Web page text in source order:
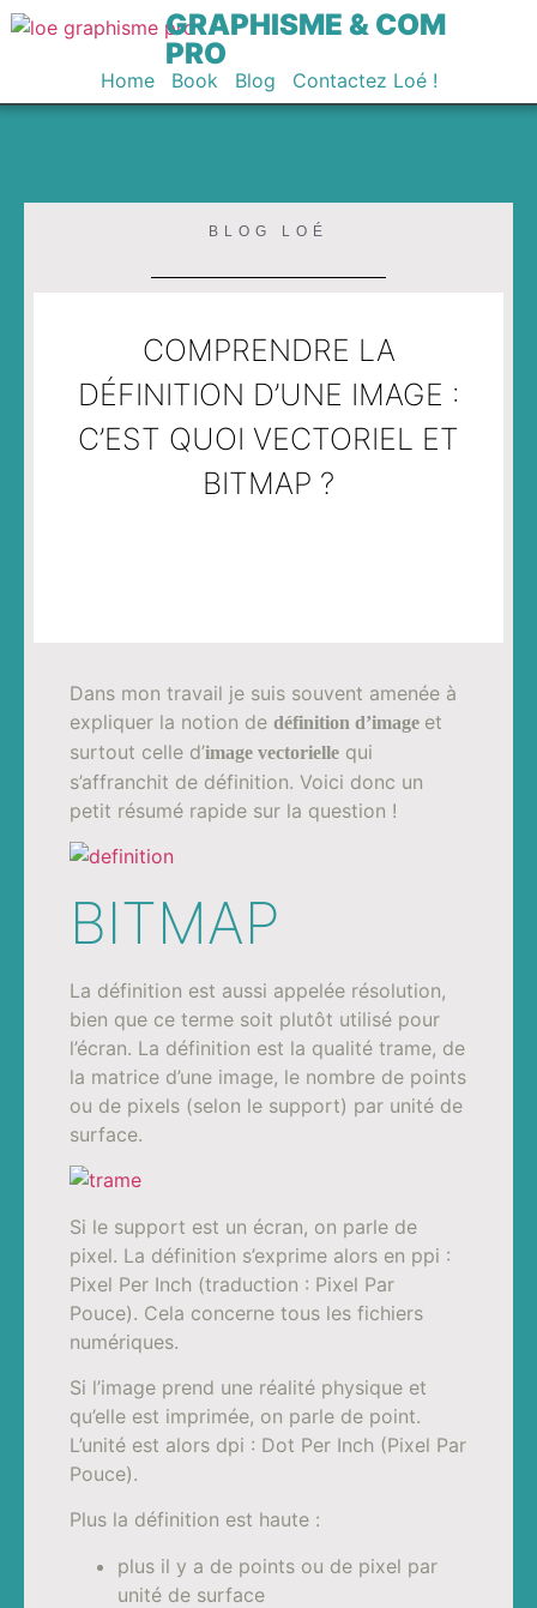
GRAPHISME & COM
PRO
Home Book Blog Contactez Loé !
BLOG LOÉ
COMPRENDRE LA
DÉFINITION D’UNE IMAGE :
C’EST QUOI VECTORIEL ET
BITMAP ?
Dans mon travail je suis souvent amenée à
expliquer la notion dedéfinition d’image et
surtout celle d’image vectorielle qui
s’affranchit de définition. Voici donc un
petit résumé rapide sur la question !
BITMAP
La définition est aussi appelée résolution,
bien que ce terme soit plutôt utilisé pour
l’écran. La définition est la qualité trame, de
la matrice d’une image, le nombre de points
ou de pixels (selon le support) par unité de
surface.
Si le support est un écran, on parle de
pixel. La définition s’exprime alors en ppi :
Pixel Per Inch (traduction : Pixel Par
Pouce). Cela concerne tous les fichiers
numériques.
Si l’image prend une réalité physique et
qu’elle est imprimée, on parle de point.
L’unité est alors dpi : Dot Per Inch (Pixel Par
Pouce).
Plus la définition est haute :
plus il y a de points ou de pixel par
unité de surface